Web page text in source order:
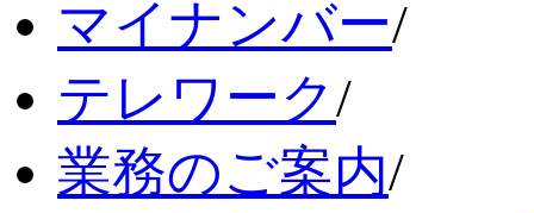
マイナンバー/
テレワーク/
業務のご案内/